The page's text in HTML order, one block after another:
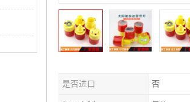
是否进口 否